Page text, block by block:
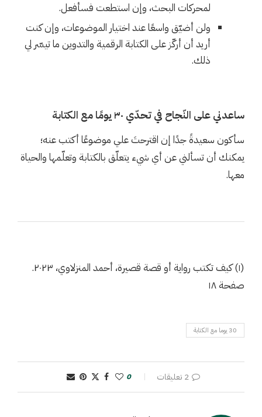
لمحركات البحث، وإن استطعت فسأفعل.
ولن أضيّق واسعًا عند اختيار الموضوعات، وإن كنت
أريد أن أركّز على الكتابة الرقمية والتدوين ما تيسّر لي
ذلك.
ساعدني على النّجاح في تحدّي ٣٠ يومًا مع الكتابة
سأكون سعيدةً جدًا إن اقترحتَ علي موضوعًا أكتب عنه؛
يمكنك أن تسألني عن أي شيء يتعلّق بالكتابة وتعلّمها والحياة
معها.
(١) كيف تكتب رواية أو قصة قصيرة، أحمد المنزلاوي، ٢٠٢٣.
صفحة ١٨
30 يوما مع الكتابة
2 تعليقات 0